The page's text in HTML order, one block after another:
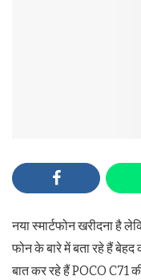
नया स्मार्टफोन खरीदना
फोन के बारे में बता रहे हैं
बात कर रहे हैं POCO C71